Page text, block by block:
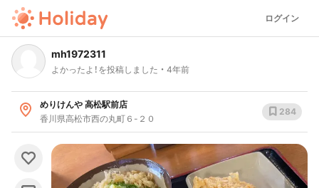
ログイン
mh1972311
よかったよ！を投稿しました 4年前
めりけんや 高松駅前店
香川県高松市西の丸町６-２０
284